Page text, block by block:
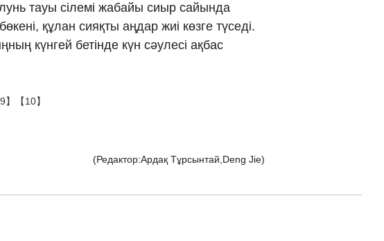
اردو
тауы сілемі жабайы сиыр сайында
құлан сияқты аңдар жиі көзге түседі.
күнгей бетінде күн сәулесі ақбас
】 【10】
(Редактор:Ардақ Тұрсынтай,Deng Jie)